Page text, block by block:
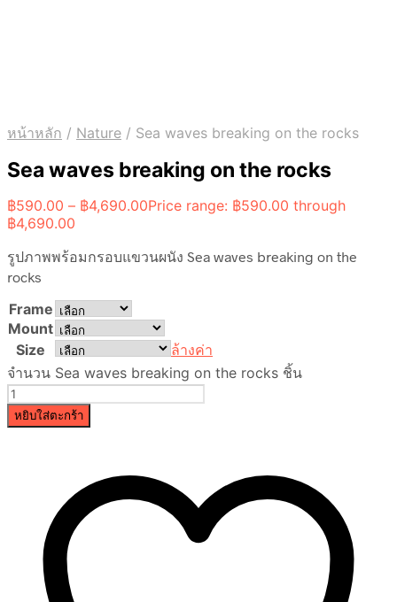
หน้าหลัก / Nature / Sea waves breaking on the rocks
Sea waves breaking on the rocks
฿590.00 – ฿4,690.00Price range: ฿590.00 through
฿4,690.00
รูปภาพพร้อมกรอบแขวนผนัง Sea waves breaking on the
rocks
Frame
Mount
Size
ล้างค่า
จำนวน Sea waves breaking on the rocks ชิ้น
หยิบใส่ตะกร้า